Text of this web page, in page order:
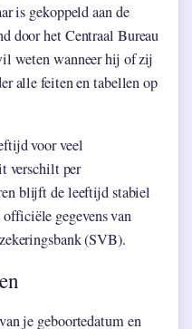
is gekoppeld aan de
door het Centraal Bureau
weten wanneer hij of zij
alle feiten en tabellen op
voor veel
verschilt per
blijft de leeftijd stabiel
gegevens van
(SVB).
je geboortedatum en